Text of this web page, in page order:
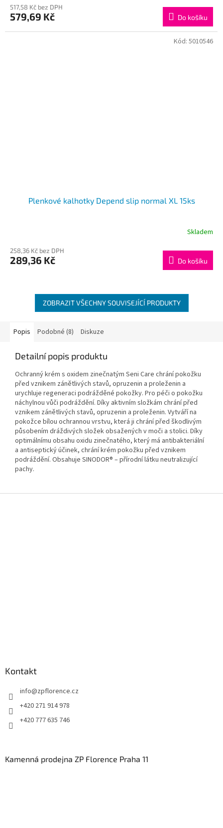
517,58 Kč bez DPH
579,69 Kč Do košíku
Plenkové kalhotky Depend slip normal XL 15ks
Skladem
258,36 Kč bez DPH
289,36 Kč Do košíku
Kód: 5010546
ZOBRAZIT VŠECHNY SOUVISEJÍCÍ PRODUKTY
Popis Podobné (8) Diskuze
Detailní popis produktu
Ochranný krém s oxidem zinečnatým Seni Care chrání pokožku
před vznikem zánětlivých stavů, opruzenin a proleženin a
urychluje regeneraci podrážděné pokožky. Pro péči o pokožku
náchylnou vůči podráždění. Díky aktivním složkám chrání před
vznikem zánětlivých stavů, opruzenin a proleženin. Vytváří na
pokožce bílou ochrannou vrstvu, která ji chrání před škodlivým
působením dráždivých složek obsažených v moči a stolici. Díky
optimálnímu obsahu oxidu zinečnatého, který má antibakteriální
a antiseptický účinek, chrání krém pokožku před vznikem
podráždění. Obsahuje SINODOR® – přírodní látku neutralizující
pachy.
Kontakt
info@zpflorence.cz
+420 271 914 978
+420 777 635 746
Kamenná prodejna ZP Florence Praha 11